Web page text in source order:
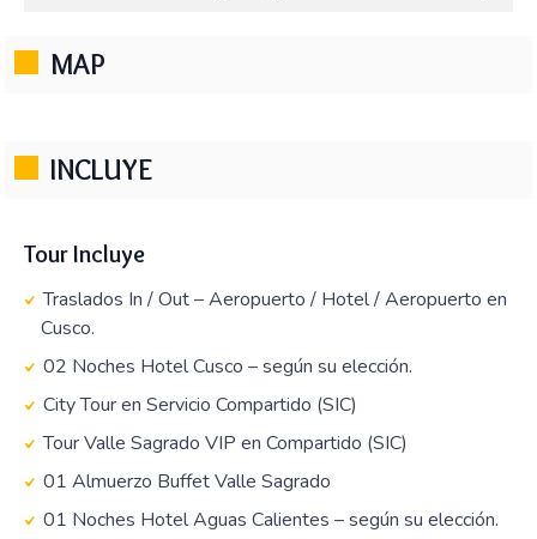
MAP
INCLUYE
Tour Incluye
Traslados In / Out – Aeropuerto / Hotel / Aeropuerto en
Cusco.
02 Noches Hotel Cusco – según su elección.
City Tour en Servicio Compartido (SIC)
Tour Valle Sagrado VIP en Compartido (SIC)
01 Almuerzo Buffet Valle Sagrado
01 Noches Hotel Aguas Calientes – según su elección.